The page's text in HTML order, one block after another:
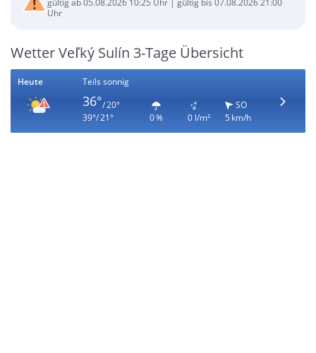
gültig ab 05.08.2026 10:25 Uhr | gültig bis 07.08.2026 21:00
Uhr
Wetter Veľký Sulín 3-Tage Übersicht
Heute Teils sonnig
36°/ 20°
39°/ 21°
0 % 0 l/m²
SO
5 km/h